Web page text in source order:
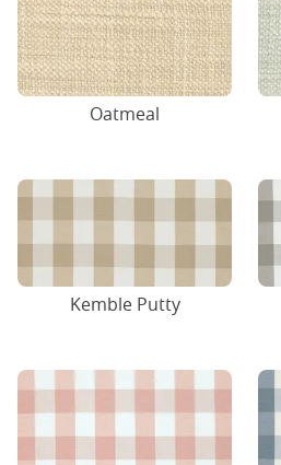
Oatmeal
Kemble Putty